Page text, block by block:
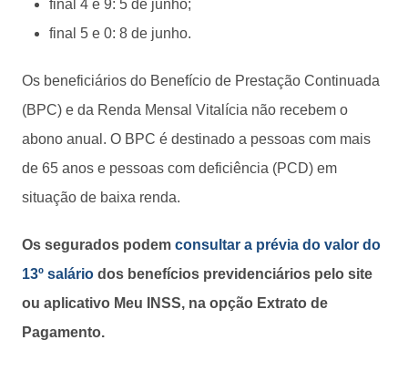
final 4 e 9: 5 de junho;
final 5 e 0: 8 de junho.
Os beneficiários do Benefício de Prestação Continuada
(BPC) e da Renda Mensal Vitalícia não recebem o
abono anual. O BPC é destinado a pessoas com mais
de 65 anos e pessoas com deficiência (PCD) em
situação de baixa renda.
Os segurados podem consultar a prévia do valor do
13º salário dos benefícios previdenciários pelo site
ou aplicativo Meu INSS, na opção Extrato de
Pagamento.